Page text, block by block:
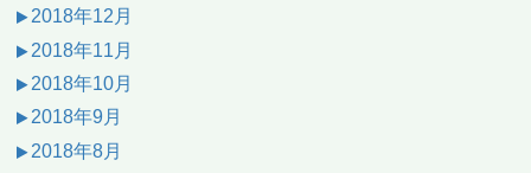
2018年12月
2018年11月
2018年10月
2018年9月
2018年8月